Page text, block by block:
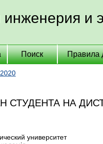
и
Поиск Правила
СТУДЕНТА НА
университет